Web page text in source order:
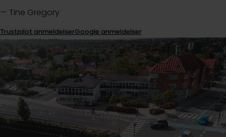
— Tine Gregory
Trustpilot anmeldelserGoogle anmeldelser